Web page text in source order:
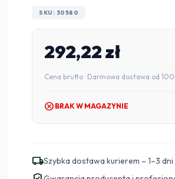
SKU: 30580
292,22zł
Cena brutto · Darmowa dostawa od
cancel BRAK W MAGAZYNIE
local_shippingSzybka dostawa kurierem – 1–3